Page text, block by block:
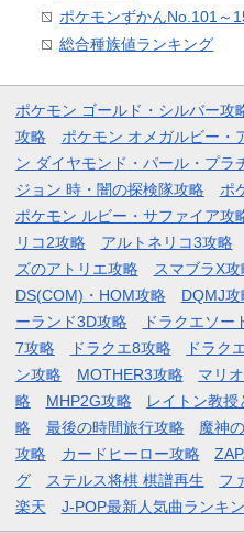
ポケモンずかんNo.101～
総合種族値ランキング
ポケモン ゴールド・シルバー攻
攻略
ポケモン オメガルビー・
ン ダイヤモンド・パール・プラ
ジョン 時・闇の探検隊攻略
ポ
ポケモン ルビー・サファイア攻
リコ2攻略
アルトネリコ3攻略
ズのアトリエ攻略
スマブラX攻
DS(COM)・HOM攻略
DQMJ攻
ーランド3D攻略
ドラクエソー
7攻略
ドラクエ8攻略 ドラク
ン攻略
MOTHER3攻略 マリ
略
MHP2G攻略 レイトン教
略
最後の時間旅行攻略 魔神
攻略
カードヒーロー攻略
グ
ステルス将棋 棋譜再生 フ
楽天
J-POP最新人気曲ランキ